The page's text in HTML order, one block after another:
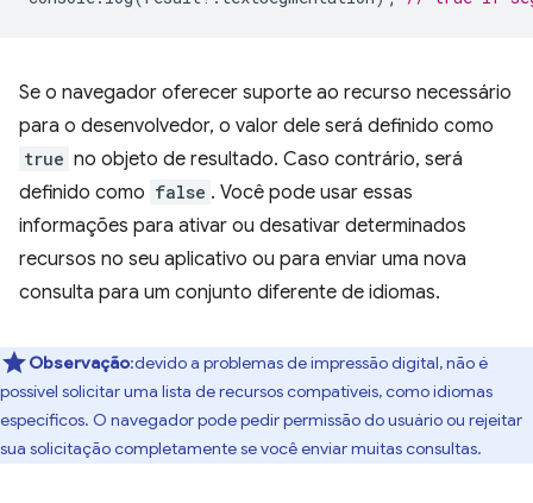
Se o navegador oferecer suporte ao recurso necessário
para o desenvolvedor, o valor dele será definido como
true no objeto de resultado. Caso contrário, será
definido como false . Você pode usar essas
informações para ativar ou desativar determinados
recursos no seu aplicativo ou para enviar uma nova
consulta para um conjunto diferente de idiomas.
Observação:devido a problemas de impressão digital, não é
possível solicitar uma lista de recursos compatíveis, como idiomas
específicos. O navegador pode pedir permissão do usuário ou rejeitar
sua solicitação completamente se você enviar muitas consultas.